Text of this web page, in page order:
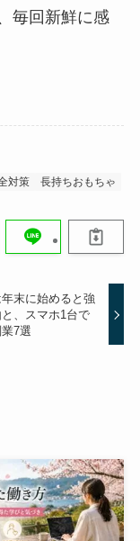
毎回新鮮に感
対策 長持ちおもちゃ
年末に始めると強
、スマホ1台で
7選